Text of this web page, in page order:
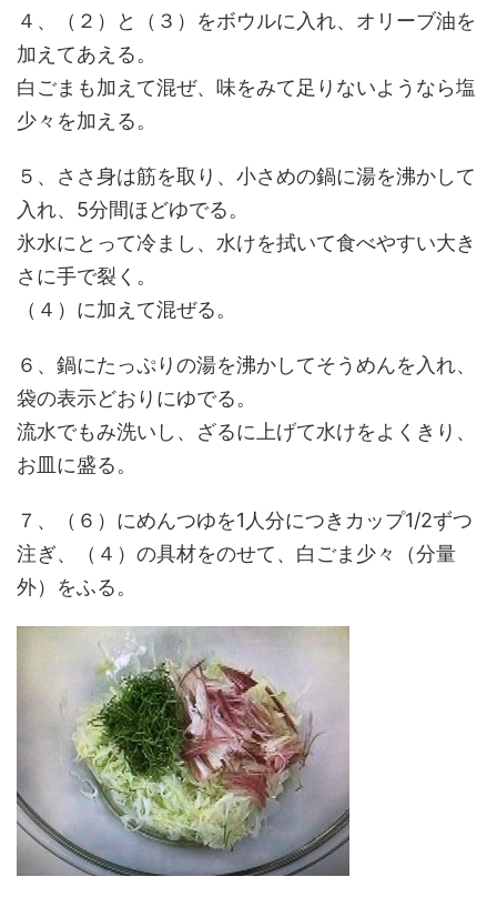
４、（２）と（３）をボウルに入れ、オリーブ油を
加えてあえる。
白ごまも加えて混ぜ、味をみて足りないようなら塩
少々を加える。
５、ささ身は筋を取り、小さめの鍋に湯を沸かして
入れ、5分間ほどゆでる。
氷水にとって冷まし、水けを拭いて食べやすい大き
さに手で裂く。
（４）に加えて混ぜる。
６、鍋にたっぷりの湯を沸かしてそうめんを入れ、
袋の表示どおりにゆでる。
流水でもみ洗いし、ざるに上げて水けをよくきり、
お皿に盛る。
７、（６）にめんつゆを1人分につきカップ1/2ずつ
注ぎ、（４）の具材をのせて、白ごま少々（分量
外）をふる。